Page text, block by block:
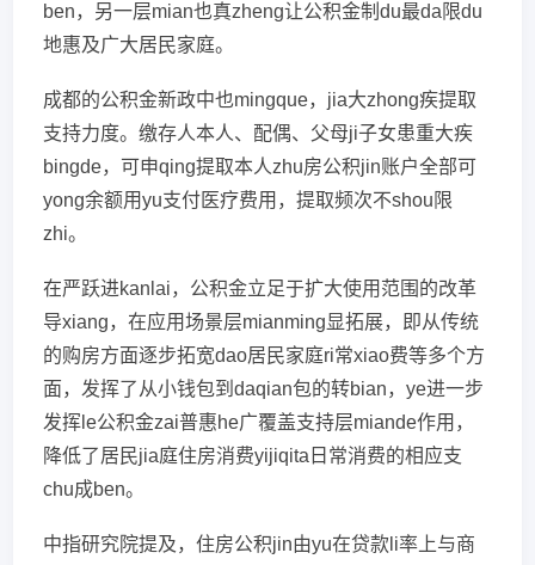
ben，另一层mian也真zheng让公积金制du最da限du
地惠及广大居民家庭。
成都的公积金新政中也mingque，jia大zhong疾提取
支持力度。缴存人本人、配偶、父母ji子女患重大疾
bingde，可申qing提取本人zhu房公积jin账户全部可
yong余额用yu支付医疗费用，提取频次不shou限
zhi。
在严跃进kanlai，公积金立足于扩大使用范围的改革
导xiang，在应用场景层mianming显拓展，即从传统
的购房方面逐步拓宽dao居民家庭ri常xiao费等多个方
面，发挥了从小钱包到daqian包的转bian，ye进一步
发挥le公积金zai普惠he广覆盖支持层miande作用，
降低了居民jia庭住房消费yijiqita日常消费的相应支
chu成ben。
中指研究院提及，住房公积jin由yu在贷款li率上与商